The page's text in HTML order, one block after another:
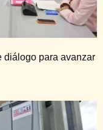
diálogo para avanzar